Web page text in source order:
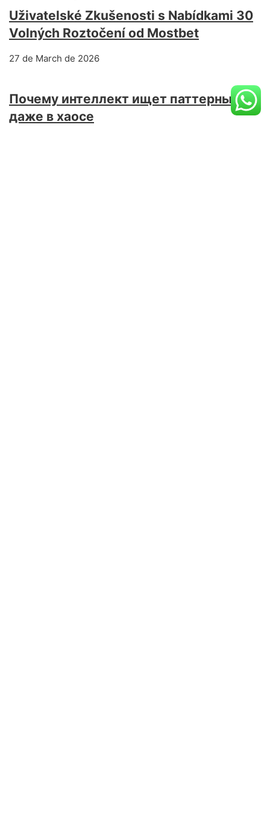
Uživatelské Zkušenosti s Nabídkami 30
Volných Roztočení od Mostbet
27 de March de 2026
Почему интеллект ищет паттерны
даже в хаосе